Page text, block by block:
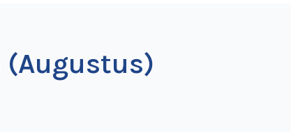
(Augustus)